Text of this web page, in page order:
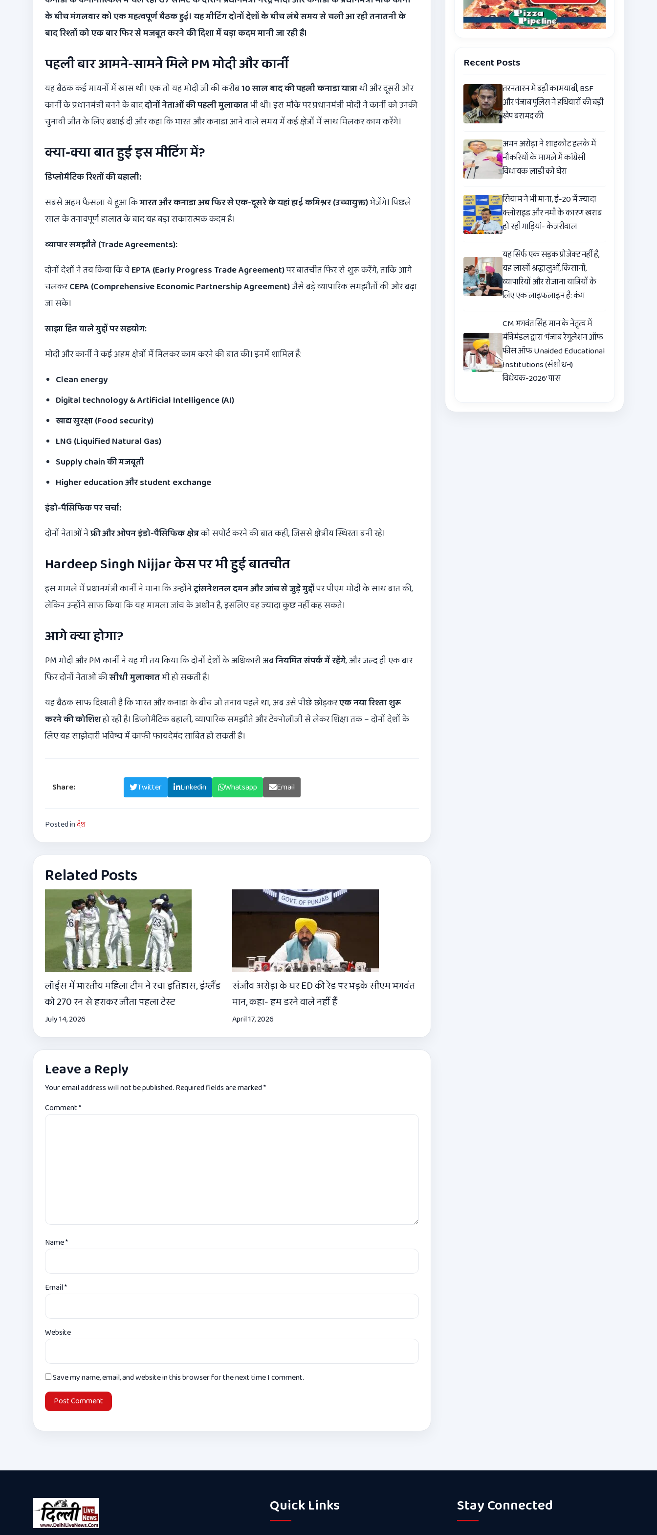
के बीच मंगलवार को एक महत्वपूर्ण बैठक हुई। यह मीटिंग दोनों देशों के बीच लंबे समय से चली आ रही तनातनी के
बाद रिश्तों को एक बार फिर से मजबूत करने की दिशा में बड़ा कदम मानी जा रही है।
पहली बार आमने-सामने मिले PM मोदी और कार्नी
यह बैठक कई मायनों में खास थी। एक तो यह मोदी जी की करीब10साल बाद की पहली कनाडा यात्राथी और दूसरी ओर
कार्नी के प्रधानमंत्री बनने के बाददोनों नेताओं की पहली मुलाकातभी थी। इस मौके पर प्रधानमंत्री मोदी ने कार्नी को उनकी
चुनावी जीत के लिए बधाई दी और कहा कि भारत और कनाडा आने वाले समय में कई क्षेत्रों में साथ मिलकर काम करेंगे।
क्या-क्या बात हुई इस मीटिंग में?
डिप्लोमैटिक रिश्तों की बहाली:
सबसे अहम फैसला ये हुआ किभारत और कनाडा अब फिर से एक-दूसरे के यहां हाई कमिश्नर (उच्चायुक्त)भेजेंगे। पिछले
साल के तनावपूर्ण हालात के बाद यह बड़ा सकारात्मक कदम है।
व्यापार समझौते (Trade Agreements):
दोनों देशों ने तय किया कि वेEPTA (Early Progress Trade Agreement)पर बातचीत फिर से शुरू करेंगे, ताकि आगे
चलकरCEPA (Comprehensive Economic Partnership Agreement)जैसे बड़े व्यापारिक समझौतों की ओर बढ़ा
जा सके।
साझा हित वाले मुद्दों पर सहयोग:
मोदी और कार्नी ने कई अहम क्षेत्रों में मिलकर काम करने की बात की। इनमें शामिल हैं:
Clean energy
Digital technology & Artificial Intelligence (AI)
खाद्य सुरक्षा (Food security)
LNG (Liquified Natural Gas)
Supply chainकी मजबूती
Higher educationऔर student exchange
इंडो-पैसिफिक पर चर्चा:
दोनों नेताओं नेफ्री और ओपन इंडो-पैसिफिक क्षेत्रको सपोर्ट करने की बात कही, जिससे क्षेत्रीय स्थिरता बनी रहे।
Hardeep Singh Nijjar केस पर भी हुई बातचीत
इस मामले में प्रधानमंत्री कार्नी ने माना कि उन्होंनेट्रांसनेशनल दमन और जांच से जुड़े मुद्दोंपर पीएम मोदी के साथ बात की,
लेकिन उन्होंने साफ किया कि यह मामला जांच के अधीन है, इसलिए वह ज्यादा कुछ नहीं कह सकते।
आगे क्या होगा?
PM मोदी और PM कार्नी ने यह भी तय किया कि दोनों देशों के अधिकारी अबनियमित संपर्क में रहेंगे, और जल्द ही एक बार
फिर दोनों नेताओं कीसीधी मुलाकातभी हो सकती है।
यह बैठक साफ दिखाती है कि भारत और कनाडा के बीच जो तनाव पहले था, अब उसे पीछे छोड़करएक नया रिश्ता शुरू
करने की कोशिशहो रही है। डिप्लोमैटिक बहाली, व्यापारिक समझौते और टेक्नोलॉजी से लेकर शिक्षा तक – दोनों देशों के
लिए यह साझेदारी भविष्य में काफी फायदेमंद साबित हो सकती है।
Share: Twitter Linkedin Whatsapp Email
Posted inदेश
Related Posts
लॉर्ड्स में भारतीय महिला टीम ने रचा इतिहास, इंग्लैंड
को 270 रन से हराकर जीता पहला टेस्ट
July 14, 2026
संजीव अरोड़ा के घर ED की रेड पर भड़के सीएम भगवंत
मान, कहा- हम डरने वाले नहीं हैं
April 17, 2026
Leave a Reply
Your email address will not be published. Required fields are marked*
Comment*
Name*
Email*
Website
Save my name, email, and website in this browser for the next time I comment.
Recent Posts
तरनतारन में बड़ी कामयाबी, BSF
और पंजाब पुलिस ने हथियारों की बड़ी
खेप बरामद की
अमन अरोड़ा ने शाहकोट हलके में
नौकरियों के मामले में कांग्रेसी
विधायक लाडी को घेरा
सियाम ने भी माना, ई-20 में ज्यादा
क्लोराइड और नमी के कारण खराब
हो रही गाड़ियां- केजरीवाल
यह सिर्फ एक सड़क प्रोजेक्ट नहीं है,
यह लाखों श्रद्धालुओं, किसानों,
व्यापारियों और रोजाना यात्रियों के
लिए एक लाइफलाइन है: कंग
CM भगवंत सिंह मान के नेतृत्व में
मंत्रिमंडल द्वारा ‘पंजाब रेगुलेशन ऑफ
फीस ऑफ Unaided Educational
Institutions (संशोधन)
विधेयक-2026’ पास
Quick Links Stay Connected